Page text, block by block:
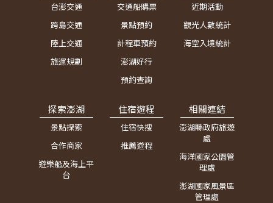
台澎交通
跨島交通
陸上交通
旅運規劃
交通船購票
景點預約
計程車預約
澎湖好行
預約查詢
近期活動
觀光人數統計
海空入境統計
探索澎湖
景點探索
合作商家
遊樂船及海上平
台
住宿遊程
住宿快搜
推薦遊程
相關連結
澎湖縣政府旅遊
處
海洋國家公園管
理處
澎湖國家風景區
管理處